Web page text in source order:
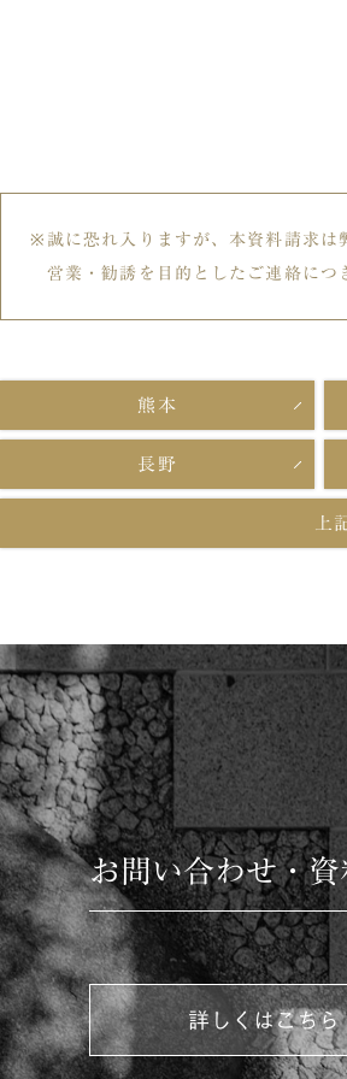
誠に恐れ入りますが、本資料請求は
営業・勧誘を目的としたご連絡につ
熊本
長野
上
お問い合わせ・
詳しくはこち